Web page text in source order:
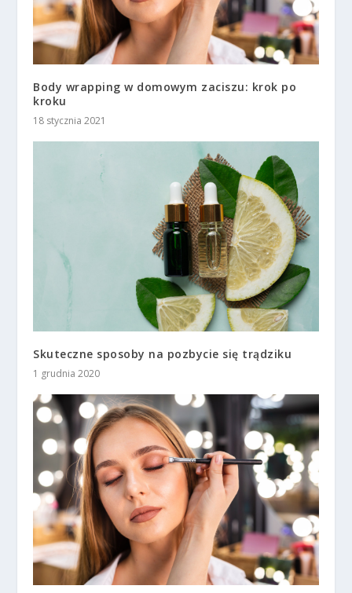
Body wrapping w domowym zaciszu: krok po
kroku
18 stycznia 2021
Skuteczne sposoby na pozbycie się trądziku
1 grudnia 2020